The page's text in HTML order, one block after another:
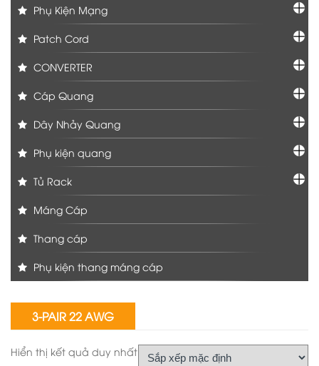
Phụ Kiện Mạng
Patch Cord
CONVERTER
Cáp Quang
Dây Nhảy Quang
Phụ kiện quang
Tủ Rack
Máng Cáp
Thang cáp
Phụ kiện thang máng cáp
3-PAIR 22 AWG
Hiển thị kết quả duy nhất